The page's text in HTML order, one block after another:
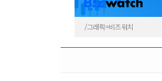
/그래픽=비즈워치